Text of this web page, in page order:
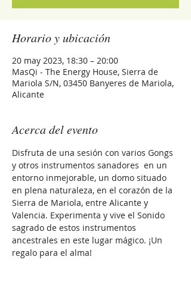
Horario y ubicación
20 may 2023, 18:30 – 20:00
MasQi - The Energy House, Sierra de
Mariola S/N, 03450 Banyeres de Mariola,
Alicante
Acerca del evento
Disfruta de una sesión con varios Gongs
y otros instrumentos sanadores  en un
entorno inmejorable, un domo situado
en plena naturaleza, en el corazón de la
Sierra de Mariola, entre Alicante y
Valencia. Experimenta y vive el Sonido
sagrado de estos instrumentos
ancestrales en este lugar mágico. ¡Un
regalo para el alma!